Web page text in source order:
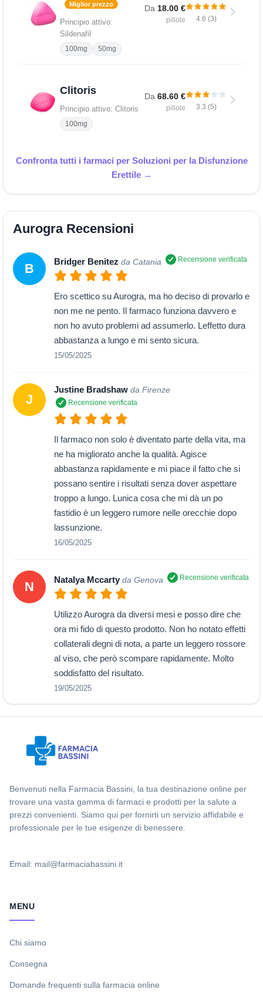
Miglior prezzo
Principio attivo:
Sildenafil
100mg 50mg
Da 18.00 €
pillole 4.6 (3)
Clitoris
Principio attivo: Clitoris
100mg
Da 68.60 €
pillole 3.3 (5)
Confronta tutti i farmaci per Soluzioni per la Disfunzione
Erettile →
Aurogra Recensioni
B Bridger Benitez da Catania Recensione verificata
Ero scettico su Aurogra, ma ho deciso di provarlo e
non me ne pento. Il farmaco funziona davvero e
non ho avuto problemi ad assumerlo. Leffetto dura
abbastanza a lungo e mi sento sicura.
15/05/2025
J
Justine Bradshaw da Firenze
Recensione verificata
Il farmaco non solo è diventato parte della vita, ma
ne ha migliorato anche la qualità. Agisce
abbastanza rapidamente e mi piace il fatto che si
possano sentire i risultati senza dover aspettare
troppo a lungo. Lunica cosa che mi dà un po
fastidio è un leggero rumore nelle orecchie dopo
lassunzione.
16/05/2025
N Natalya Mccarty da Genova Recensione verificata
Utilizzo Aurogra da diversi mesi e posso dire che
ora mi fido di questo prodotto. Non ho notato effetti
collaterali degni di nota, a parte un leggero rossore
al viso, che però scompare rapidamente. Molto
soddisfatto del risultato.
19/05/2025
Benvenuti nella Farmacia Bassini, la tua destinazione online per
trovare una vasta gamma di farmaci e prodotti per la salute a
prezzi convenienti. Siamo qui per fornirti un servizio affidabile e
professionale per le tue esigenze di benessere.
Email: mail@farmaciabassini.it
MENU
Chi siamo
Consegna
Domande frequenti sulla farmacia online